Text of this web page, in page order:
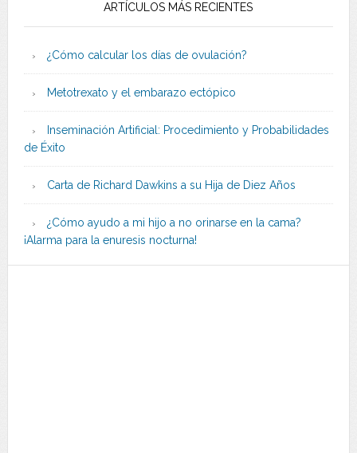
ARTÍCULOS MÁS RECIENTES
¿Cómo calcular los días de ovulación?
Metotrexato y el embarazo ectópico
Inseminación Artificial: Procedimiento y Probabilidades
de Éxito
Carta de Richard Dawkins a su Hija de Diez Años
¿Cómo ayudo a mi hijo a no orinarse en la cama?
¡Alarma para la enuresis nocturna!